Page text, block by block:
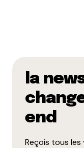
la
end
Reçois tous